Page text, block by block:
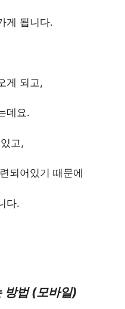
게 됩니다.
게 되고,
데요.
고,
되어있기 때문에
다.
방법 (모바일)